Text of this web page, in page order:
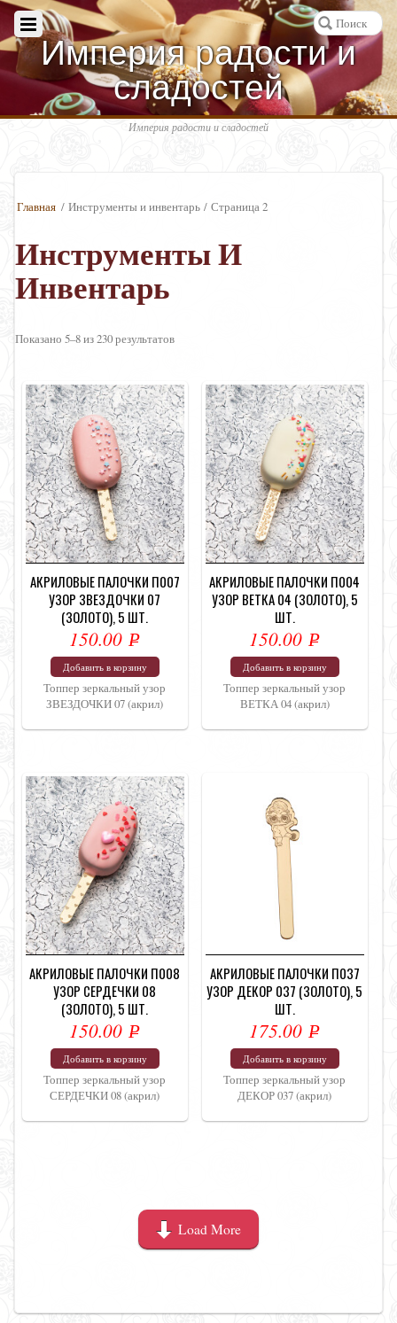
Империя радости и
сладостей
Империя радости и сладостей
Главная / Инструменты и инвентарь / Страница 2
Инструменты И
Инвентарь
Показано 5–8 из 230 результатов
АКРИЛОВЫЕ ПАЛОЧКИ П007
УЗОР ЗВЕЗДОЧКИ 07
(ЗОЛОТО), 5 ШТ.
150.00Р
УБ.
Добавить в корзину
Топпер зеркальный узор
ЗВЕЗДОЧКИ 07 (акрил)
АКРИЛОВЫЕ ПАЛОЧКИ П004
УЗОР ВЕТКА 04 (ЗОЛОТО), 5
ШТ.
150.00Р
УБ.
Добавить в корзину
Топпер зеркальный узор
ВЕТКА 04 (акрил)
АКРИЛОВЫЕ ПАЛОЧКИ П008
УЗОР СЕРДЕЧКИ 08
(ЗОЛОТО), 5 ШТ.
150.00Р
УБ.
Добавить в корзину
Топпер зеркальный узор
СЕРДЕЧКИ 08 (акрил)
АКРИЛОВЫЕ ПАЛОЧКИ П037
УЗОР ДЕКОР 037 (ЗОЛОТО), 5
ШТ.
175.00Р
УБ.
Добавить в корзину
Топпер зеркальный узор
ДЕКОР 037 (акрил)
Load More